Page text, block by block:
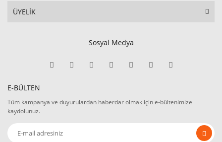
ÜYELİK
Sosyal Medya
E-BÜLTEN
Tüm kampanya ve duyurulardan haberdar olmak için e-bültenimize
kaydolunuz.